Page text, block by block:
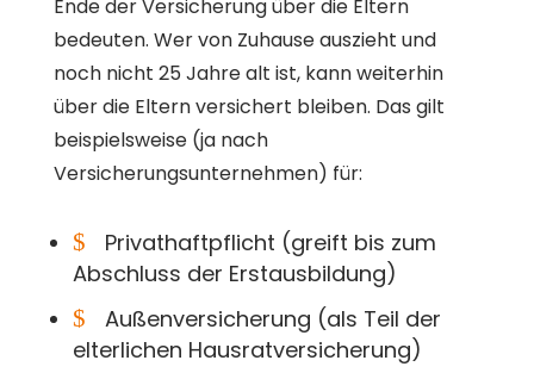
Ende der Versicherung über die Eltern
bedeuten. Wer von Zuhause auszieht und
noch nicht 25 Jahre alt ist, kann weiterhin
über die Eltern versichert bleiben. Das gilt
beispielsweise (ja nach
Versicherungsunternehmen) für:
$
Privathaftpflicht (greift bis zum
Abschluss der Erstausbildung)
$
Außenversicherung (als Teil der
elterlichen Hausratversicherung)